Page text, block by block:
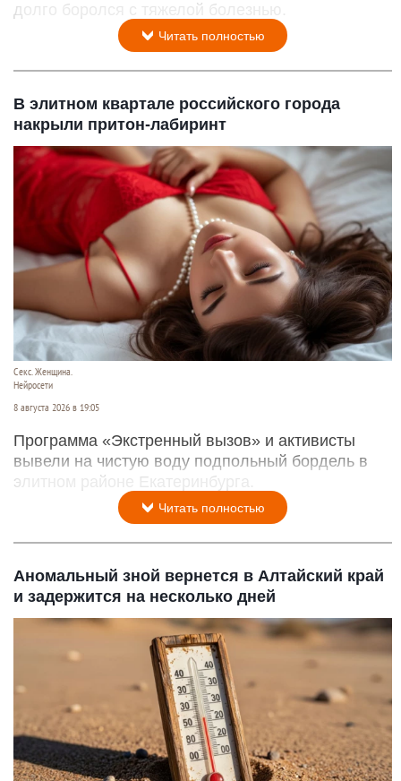
долго боролся с тяжелой болезнью.
Читать полностью
В элитном квартале российского города
накрыли притон-лабиринт
Секс. Женщина.
Нейросети
8 августа 2026 в 19:05
Программа «Экстренный вызов» и активисты
вывели на чистую воду подпольный бордель в
элитном районе Екатеринбурга.
Читать полностью
Аномальный зной вернется в Алтайский край
и задержится на несколько дней